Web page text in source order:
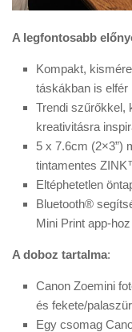
A legfontosabb
Kompakt,
táskákban is elfér
Trendi szűrőkkel,
kreativitásra
5 x 7.6cm (2×3”)
tintamentes
Eltéphetetlen
Bluetooth®
Mini Print app-
A doboz tartalma:
Canon Zoemini
és fekete/
Egy csomag